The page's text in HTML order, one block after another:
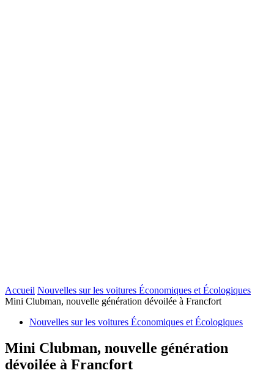
Accueil Nouvelles sur les voitures Économiques et Écologiques
Mini Clubman, nouvelle génération dévoilée à Francfort
Nouvelles sur les voitures Économiques et Écologiques
Mini Clubman, nouvelle génération
dévoilée à Francfort